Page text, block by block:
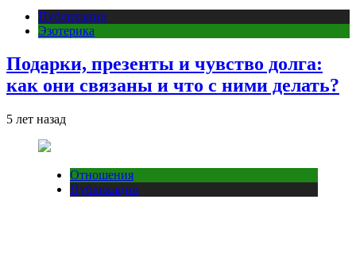
Публикации
Эзотерика
Подарки, презенты и чувство долга:
как они связаны и что с ними делать?
5 лет назад
Отношения
Публикации